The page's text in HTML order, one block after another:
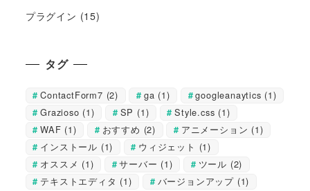
プラグイン (15)
タグ
ContactForm7 (2) ga (1) googleanaytics (1)
Grazioso (1) SP (1) Style.css (1)
WAF (1) おすすめ (2) アニメーション (1)
インストール (1) ウィジェット (1)
オススメ (1) サーバー (1) ツール (2)
テキストエディタ (1) バージョンアップ (1)